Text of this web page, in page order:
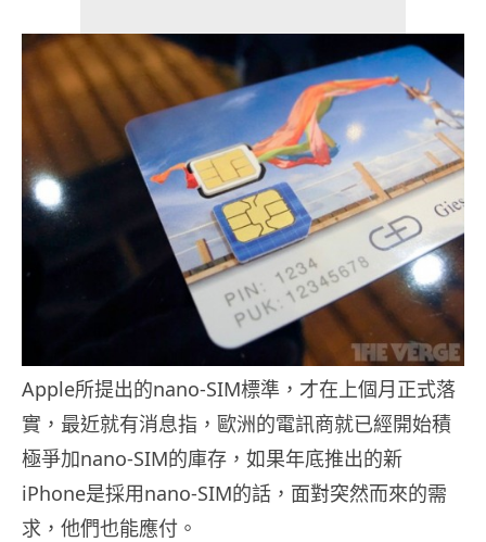
Apple所提出的nano-SIM標準，才在上個月正式落
實，最近就有消息指，歐洲的電訊商就已經開始積
極爭加nano-SIM的庫存，如果年底推出的新
iPhone是採用nano-SIM的話，面對突然而來的需
求，他們也能應付。